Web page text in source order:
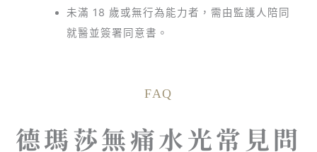
未滿 18 歲或無行為能力者，需由監護人陪同
就醫並簽署同意書。
FAQ
德瑪莎無痛水光常見問